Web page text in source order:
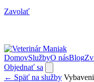
Zavolať
DomovSlužbyO násBlog
Objednať sa
← Späť na služby